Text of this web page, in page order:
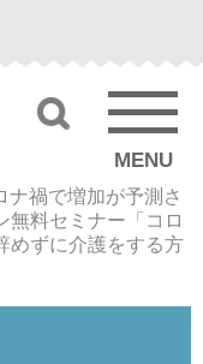
MENU
ナ禍で増加が予測さ
料セミナー「コロ
めずに介護をする方